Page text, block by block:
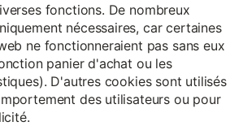
fonctions. De nombreux
nécessaires, car certaines
ne fonctionneraient pas sans eux
panier d'achat ou les
D'autres cookies sont utilisés
des utilisateurs ou pour